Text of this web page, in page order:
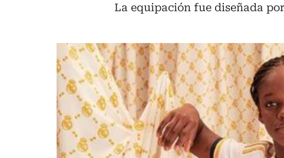
La equipación fue diseñada